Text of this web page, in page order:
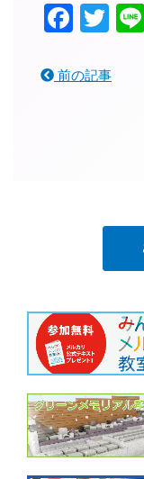
前の記事